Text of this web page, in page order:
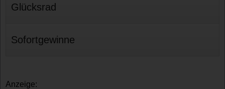
Glücksrad
Sofortgewinne
Anzeige: